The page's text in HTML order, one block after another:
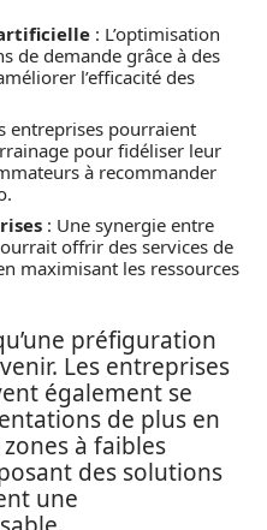
: L’optimisation
de demande grâce à des
l’efficacité des
entreprises pourraient
pour fidéliser leur
à recommander
: Une synergie entre
offrir des services de
maximisant les ressources
préfiguration
Les entreprises
également se
de plus en
à faibles
des solutions
une